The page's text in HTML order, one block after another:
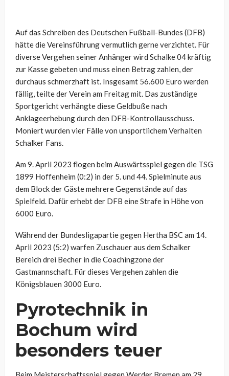
Auf das Schreiben des Deutschen Fußball-Bundes (DFB)
hätte die Vereinsführung vermutlich gerne verzichtet. Für
diverse Vergehen seiner Anhänger wird Schalke 04 kräftig
zur Kasse gebeten und muss einen Betrag zahlen, der
durchaus schmerzhaft ist. Insgesamt 56.600 Euro werden
fällig, teilte der Verein am Freitag mit. Das zuständige
Sportgericht verhängte diese Geldbuße nach
Anklageerhebung durch den DFB-Kontrollausschuss.
Moniert wurden vier Fälle von unsportlichem Verhalten
Schalker Fans.
Am 9. April 2023 flogen beim Auswärtsspiel gegen die TSG
1899 Hoffenheim (0:2) in der 5. und 44. Spielminute aus
dem Block der Gäste mehrere Gegenstände auf das
Spielfeld. Dafür erhebt der DFB eine Strafe in Höhe von
6000 Euro.
Während der Bundesligapartie gegen Hertha BSC am 14.
April 2023 (5:2) warfen Zuschauer aus dem Schalker
Bereich drei Becher in die Coachingzone der
Gastmannschaft. Für dieses Vergehen zahlen die
Königsblauen 3000 Euro.
Pyrotechnik in
Bochum wird
besonders teuer